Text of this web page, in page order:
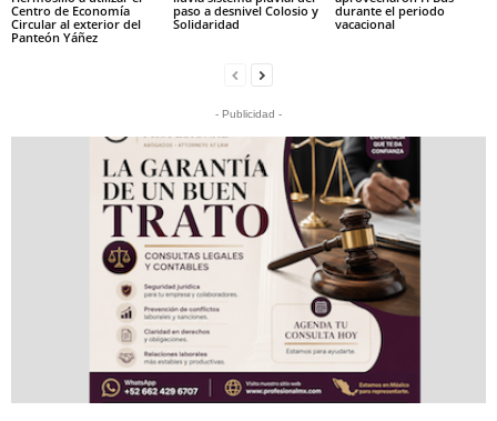
Centro de Economía
Circular al exterior del
Panteón Yáñez
paso a desnivel Colosio y
Solidaridad
durante el periodo
vacacional
- Publicidad -